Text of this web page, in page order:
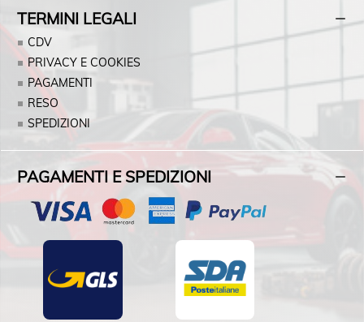
TERMINI LEGALI
CDV
PRIVACY E COOKIES
PAGAMENTI
RESO
SPEDIZIONI
PAGAMENTI E SPEDIZIONI